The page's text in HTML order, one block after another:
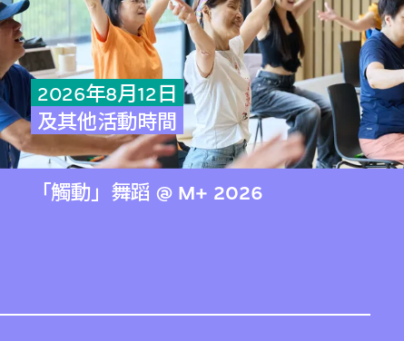
2026年8月12日
及其他活動時間
「觸動」舞蹈 @ M+ 2026